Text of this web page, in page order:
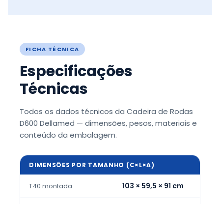
FICHA TÉCNICA
Especificações
Técnicas
Todos os dados técnicos da Cadeira de Rodas
D600 Dellamed — dimensões, pesos, materiais e
conteúdo da embalagem.
DIMENSÕES POR TAMANHO (C×L×A)
T40 montada 103 × 59,5 × 91 cm